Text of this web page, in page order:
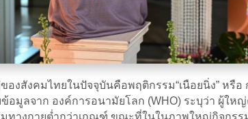
สังคมไทยในปัจจุบันคือพฤติกรรม“เนือยนิ่ง” หรือ
อมูลจาก องค์การอนามัยโลก (WHO) ระบุว่า ผู้ใ